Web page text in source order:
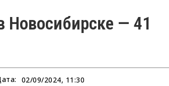
Новосибирске — 41
02/09/2024, 11:30